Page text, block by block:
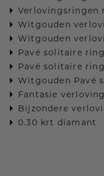
Verlovingsringen
Witgouden
Witgouden
Pavé solitaire
Pavé solitaire
Witgouden Pavé
Fantasie
Bijzondere
0.30 krt diamant